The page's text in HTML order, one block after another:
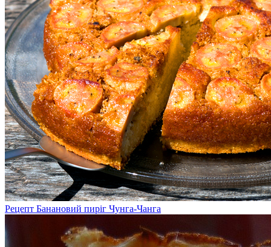
Рецепт Банановий пиріг Чунга-Чанга